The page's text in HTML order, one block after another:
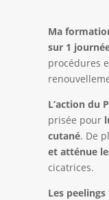
Ma
sur 1
procédures
L’action du
prisée pour
cutané. De
et atténue
cicatrices.
Les peelings